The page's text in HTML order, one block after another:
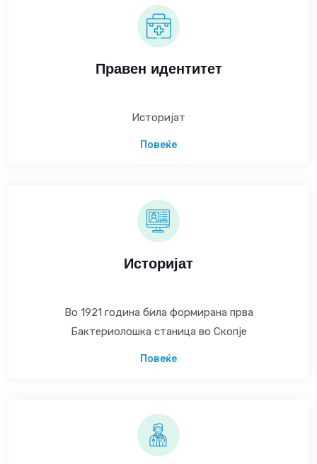
Правен идентитет
Историјат
Повеќе
Историјат
Во 1921 година била формирана прва
Бактериолошка станица во Скопје
Повеќе